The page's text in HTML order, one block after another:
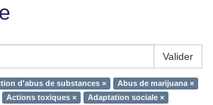
Valider
d'abus de substances ×
Abus de marijuana ×
Actions toxiques ×
Adaptation sociale ×